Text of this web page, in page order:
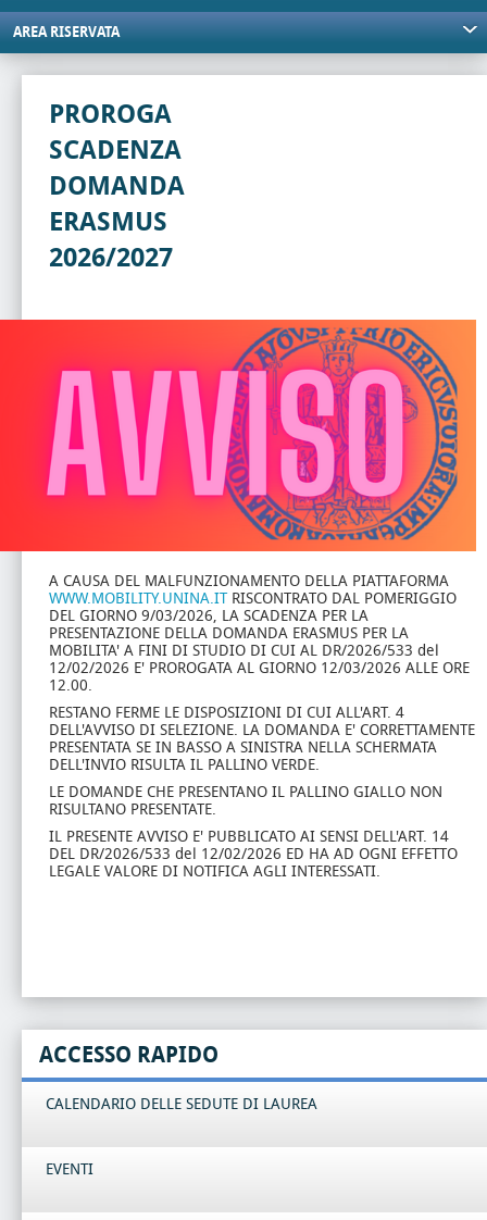
AREA RISERVATA
PROROGA
SCADENZA
DOMANDA
ERASMUS
2026/2027
A CAUSA DEL MALFUNZIONAMENTO DELLA PIATTAFORMA
WWW.MOBILITY.UNINA.ITRISCONTRATO DAL POMERIGGIO
DEL GIORNO 9/03/2026, LA SCADENZA PER LA
PRESENTAZIONE DELLA DOMANDA ERASMUS PER LA
MOBILITA' A FINI DI STUDIO DI CUI AL DR/2026/533 del
12/02/2026 E' PROROGATA AL GIORNO 12/03/2026 ALLE ORE
12.00.
RESTANO FERME LE DISPOSIZIONI DI CUI ALL'ART. 4
DELL'AVVISO DI SELEZIONE. LA DOMANDA E' CORRETTAMENTE
PRESENTATA SE IN BASSO A SINISTRA NELLA SCHERMATA
DELL'INVIO RISULTA IL PALLINO VERDE.
LE DOMANDE CHE PRESENTANO IL PALLINO GIALLO NON
RISULTANO PRESENTATE.
IL PRESENTE AVVISO E' PUBBLICATO AI SENSI DELL'ART. 14
DEL DR/2026/533 del 12/02/2026 ED HA AD OGNI EFFETTO
LEGALE VALORE DI NOTIFICA AGLI INTERESSATI.
ACCESSO RAPIDO
CALENDARIO DELLE SEDUTE DI LAUREA
EVENTI